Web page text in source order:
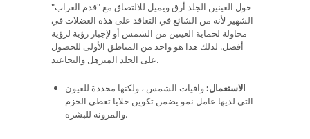
حول العينين الجلد أرق ويميل للالتصاق مع "قدم الغراب"
الشهير لأنه من الشائع في التعاقد على هذه العضلات في
محاولة لحماية العينين من الشمس أو لإجبار رؤية لرؤية
أفضل. لذلك هذا هو واحد من المناطق الأولى للحصول
على الجلد المترهل والتجاعيد.
الاستعمال:واقيات الشمس ، ولكنها محددة للعيون
التي لديها عامل نمو يضمن تكوين خلايا تعطي الحزم
والمرونة للبشرة.